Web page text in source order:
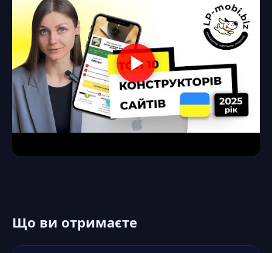
Що ви отримаєте